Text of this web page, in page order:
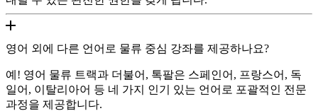
영어 외에 다른 언어로 물류 중심 강좌를 제공하나요?
예! 영어 물류 트랙과 더불어, 톡팔은 스페인어, 프랑스어, 독
일어, 이탈리아어 등 네 가지 인기 있는 언어로 포괄적인 전문
과정을 제공합니다.